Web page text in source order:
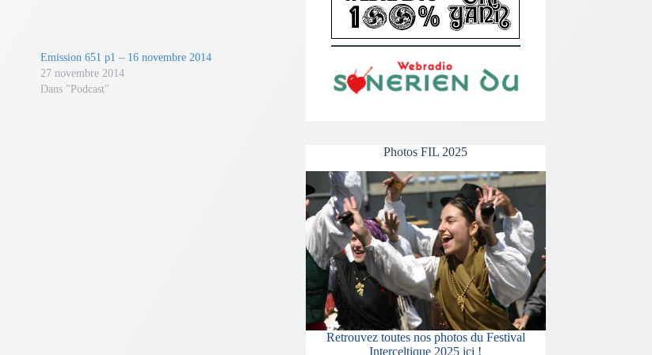
Emission 651 p1 – 16 novembre 2014
27 novembre 2014
Dans "Podcast"
Photos FIL 2025
Retrouvez toutes nos photos du Festival
Interceltique 2025 ici !